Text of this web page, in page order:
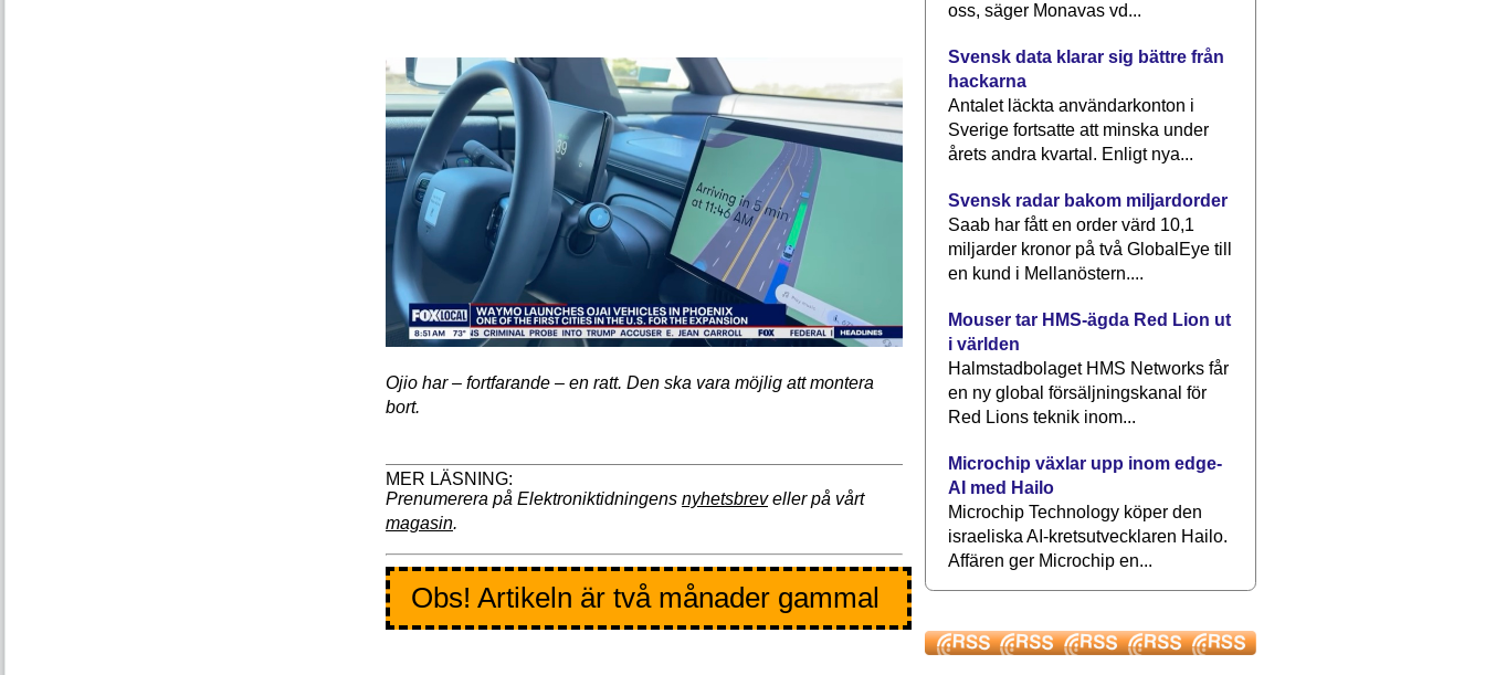
Ojio har – fortfarande – en ratt. Den ska vara möjlig att montera
bort.
Prenumerera på Elektroniktidningens nyhetsbreveller på vårt
magasin.
Obs! Artikeln är två månader gammal
oss, säger Monavas vd...
Svensk data klarar sig bättre från
hackarna
Antalet läckta användarkonton i
Sverige fortsatte att minska under
årets andra kvartal. Enligt nya...
Svensk radar bakom miljardorder
Saab har fått en order värd 10,1
miljarder kronor på två GlobalEye till
en kund i Mellanöstern....
Mouser tar HMS-ägda Red Lion ut
i världen
Halmstadbolaget HMS Networks får
en ny global försäljningskanal för
Red Lions teknik inom...
Microchip växlar upp inom edge-
AI med Hailo
Microchip Technology köper den
israeliska AI-kretsutvecklaren Hailo.
Affären ger Microchip en...